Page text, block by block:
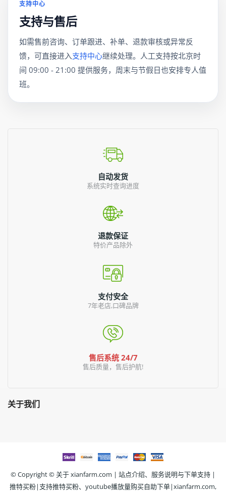
支持中心
支持与售后
如需售前咨询、订单跟进、补单、退款审核或异常反
馈，可直接进入支持中心继续处理。人工支持按北京时
间 09:00 - 21:00 提供服务，周末与节假日也安排专人值
班。
自动发货
系统实时查询进度
退款保证
特价产品除外
支付安全
7年老店,口碑品牌
售后系统 24/7
售后质量，售后护航!
关于我们
© Copyright ©关于 xianfarm.com | 站点介绍、服务说明与下单支持 |
推特买粉|支持推特买粉、youtube播放量购买自助下单|xianfarm.com,